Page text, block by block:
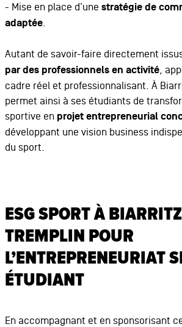
- Mise en place d’une stratégie de
adaptée.
Autant de savoir-faire directement
par des professionnels en activité,
cadre réel et professionnalisant. À
permet ainsi à ses étudiants de
sportive en projet entrepreneurial
développant une vision business
du sport.
ESG SPORT À
TREMPLIN POUR
L’ENTREPRENEURIAT
ÉTUDIANT
En accompagnant et en sponsorisant